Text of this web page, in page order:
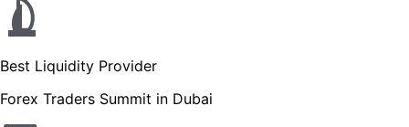
Best Liquidity Provider
Forex Traders Summit in Dubai